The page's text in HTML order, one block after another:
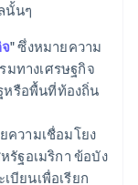
นั้นๆ
" ซึ่งหมายความ
มทางเศรษฐกิจ
หรือพื้นที่ท้องถิ่น
ความเชื่อมโยง
รัฐอเมริกา ข้อบัง
บียนเพื่อเรียก